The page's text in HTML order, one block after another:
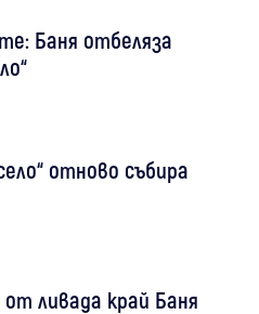
Баня отбеляза
отново събира
от ливада край Баня